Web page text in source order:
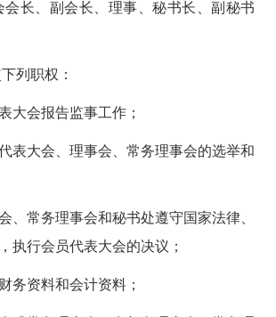
会长、副会长、理事、秘书长、副秘书
列职权：
大会报告监事工作；
表大会、理事会、常务理事会的选举和
、常务理事会和秘书处遵守国家法律、
执行会员代表大会的决议；
务资料和会计资料；